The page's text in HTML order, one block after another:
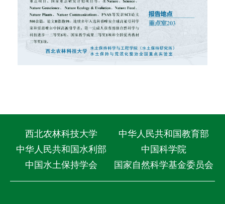
西北农林科技大学
中华人民共和国教育部
中华人民共和国水利部
中国科学院
中国水土保持学会
国家自然科学基金委员会